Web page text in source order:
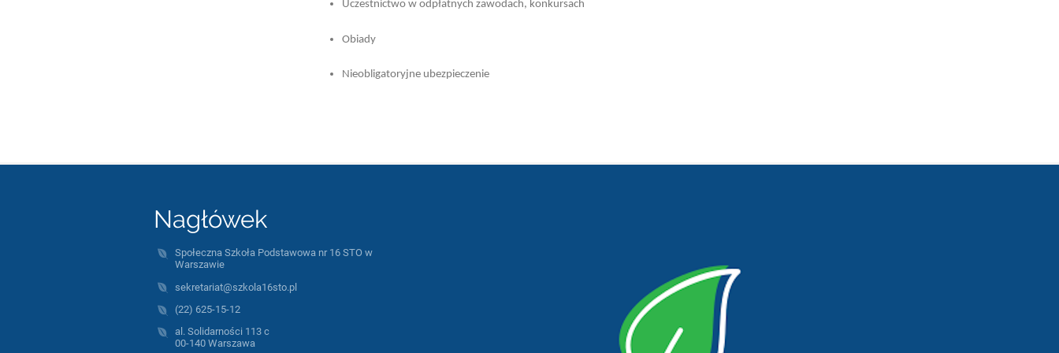
Uczestnictwo w odpłatnych zawodach, konkursach
Obiady
Nieobligatoryjne ubezpieczenie
Nagłówek
Społeczna Szkoła Podstawowa nr 16 STO w
Warszawie
sekretariat@szkola16sto.pl
(22) 625-15-12
al. Solidarności 113 c
00-140 Warszawa